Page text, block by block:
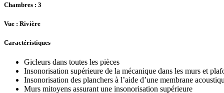
Chambres : 3
Vue : Rivière
Caractéristiques
Gicleurs dans toutes les pièces
Insonorisation supérieure de la mécanique dans les murs et
Insonorisation des planchers à l’aide d’une membrane
Murs mitoyens assurant une insonorisation supérieure